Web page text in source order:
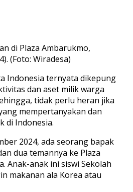
di Plaza Ambarukmo,
(Foto: Wiradesa)
Indonesia ternyata dikepung
dan aset milik warga
tidak perlu heran jika
mempertanyakan dan
di Indonesia.
2024, ada seorang bapak
dua temannya ke Plaza
Anak-anak ini siswi Sekolah
makanan ala Korea atau